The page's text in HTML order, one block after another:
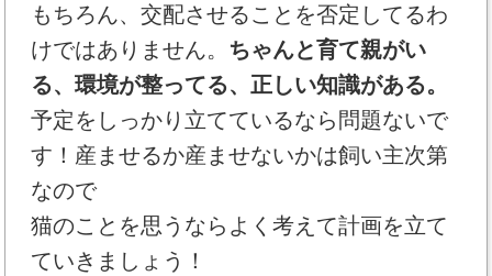
もちろん、交配させることを否定してるわ
けではありません。 ちゃんと育て親がい
る、環境が整ってる、正しい知識がある。
予定をしっかり立てているなら問題ないで
す！産ませるか産ませないかは飼い主次第
なので
猫のことを思うならよく考えて計画を立て
ていきましょう！